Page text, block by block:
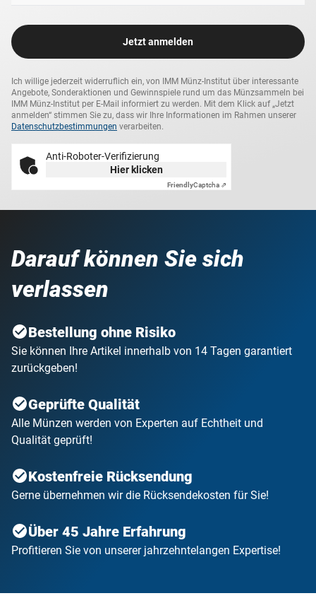
Jetzt anmelden
Ich willige jederzeit widerruflich ein, von IMM Münz-Institut über interessante
Angebote, Sonderaktionen und Gewinnspiele rund um das Münzsammeln bei
IMM Münz-Institut per E-Mail informiert zu werden. Mit dem Klick auf „Jetzt
anmelden“ stimmen Sie zu, dass wir Ihre Informationen im Rahmen unserer
Datenschutzbestimmungen verarbeiten.
Anti-Roboter-Verifizierung
Hier klicken
FriendlyCaptcha ⇗
Darauf können Sie sich
verlassen
Bestellung ohne Risiko
Sie können Ihre Artikel innerhalb von 14 Tagen garantiert
zurückgeben!
Geprüfte Qualität
Alle Münzen werden von Experten auf Echtheit und
Qualität geprüft!
Kostenfreie Rücksendung
Gerne übernehmen wir die Rücksendekosten für Sie!
Über 45 Jahre Erfahrung
Profitieren Sie von unserer jahrzehntelangen Expertise!